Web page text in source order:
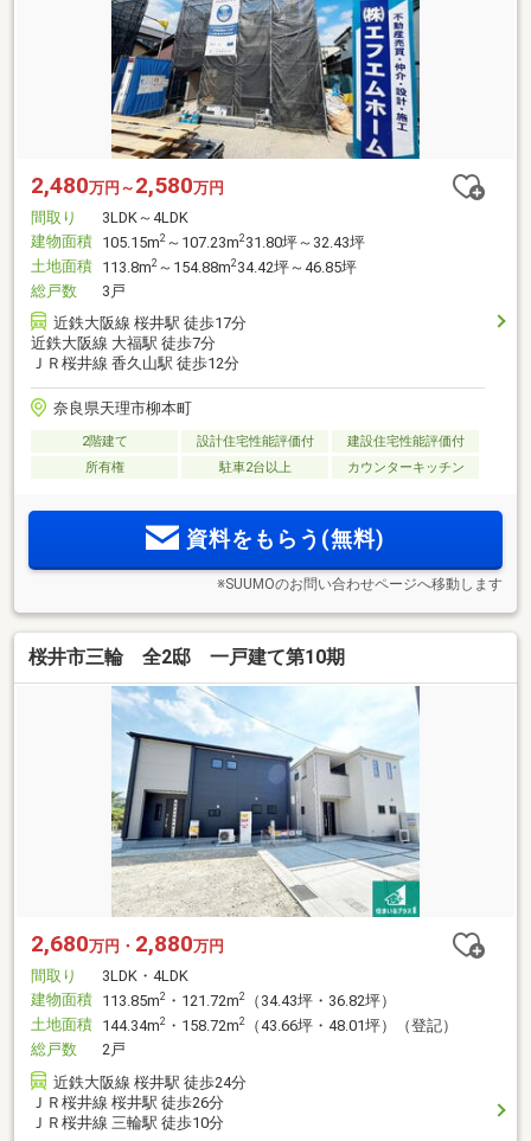
2,480万円～ 2,580万円
間取り
3LDK～4LDK
建物面積 105.15m2 ～107.23m2 31.80坪～32.43坪
土地面積 113.8m2 ～154.88m2 34.42坪～46.85坪
総戸数
3戸
近鉄大阪線 桜井駅 徒歩17分
近鉄大阪線 大福駅 徒歩7分
ＪＲ桜井線 香久山駅 徒歩12分
奈良県天理市柳本町
2階建て 設計住宅性能評価付
建設住宅性能評価付
所有権
駐車2台以上 カウンターキッチン
資料をもらう(無料)
※SUUMOのお問い合わせページへ移動します
桜井市三輪 全2邸 一戸建て第10期
2,680万円・ 2,880万円
間取り
3LDK・4LDK
建物面積 113.85m2 ・121.72m2
（34.43坪・36.82坪）
土地面積 144.34m2 ・158.72m2
（43.66坪・48.01坪）（登記）
総戸数
2戸
近鉄大阪線 桜井駅 徒歩24分
ＪＲ桜井線 桜井駅 徒歩26分
ＪＲ桜井線 三輪駅 徒歩10分